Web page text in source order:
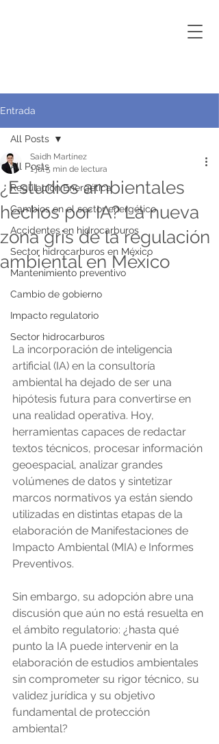
Entrada
All Posts
Regulación Energética
Cambios en el sector energético
Accidentes en hidrocarburos
Sector hidrocarburos en México
Mantenimiento preventivo
Cambio de gobierno
Impacto regulatorio
Sector hidrocarburos
All Posts
¿Estudios ambientales
hechos por IA? La nueva
zona gris de la regulación
ambiental en México
Saidh Martínez
1 jul5 min de lectura
La incorporación de inteligencia
artificial (IA) en la consultoría
ambiental ha dejado de ser una
hipótesis futura para convertirse en
una realidad operativa. Hoy,
herramientas capaces de redactar
textos técnicos, procesar información
geoespacial, analizar grandes
volúmenes de datos y sintetizar
marcos normativos ya están siendo
utilizadas en distintas etapas de la
elaboración de Manifestaciones de
Impacto Ambiental (MIA) e Informes
Preventivos.
Sin embargo, su adopción abre una
discusión que aún no está resuelta en
el ámbito regulatorio: ¿hasta qué
punto la IA puede intervenir en la
elaboración de estudios ambientales
sin comprometer su rigor técnico, su
validez jurídica y su objetivo
fundamental de protección
ambiental?